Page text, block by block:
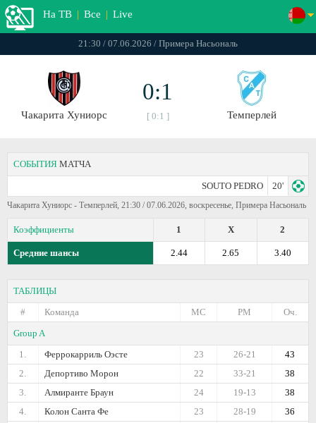
На ТВ | Все | Live
21:30 / 07.06.2026 / Примера Насьональ
Чакарита Хуниорс
0:1
[ 0:1 ] Темперлей
СОБЫТИЯ МАТЧА
SOUTO PEDRO 20'
Чакарита Хуниорс - Темперлей, 21:30 / 07.06.2026, воскресенье, Примера Насьональ
Коэффициенты 2
X
1
Средние шансы 3.40
2.65
2.44
ТАБЛИЦЫ
#
Команда Оч.
РМ
МС
Group A
1.
Феррокарриль Оэсте 43
26-21
23
2.
Депортиво Морон 38
33-21
22
3.
Алмиранте Браун 38
19-13
24
4.
Колон Санта Фе 36
28-19
23